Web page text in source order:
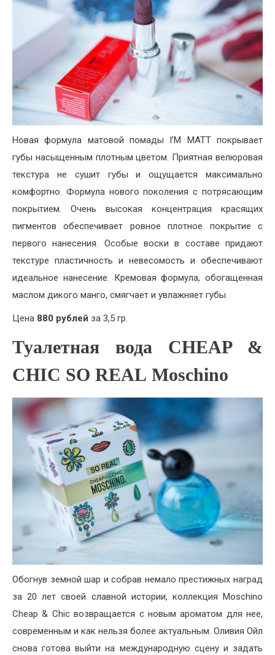
Новая формула матовой помады I’M MATT покрывает
губы насыщенным плотным цветом. Приятная велюровая
текстура не сушит губы и ощущается максимально
комфортно. Формула нового поколения с потрясающим
покрытием. Очень высокая концентрация красящих
пигментов обеспечивает ровное плотное покрытие с
первого нанесения. Особые воски в составе придают
текстуре пластичность и невесомость и обеспечивают
идеальное нанесение. Кремовая формула, обогащенная
маслом дикого манго, смягчает и увлажняет губы.
Цена 880 рублей за 3,5 гр.
Туалетная вода CHEAP &
CHIC SO REAL Moschino
Обогнув земной шар и собрав немало престижных наград
за 20 лет своей славной истории, коллекция Moschino
Cheap & Chic возвращается с новым ароматом для нее,
современным и как нельзя более актуальным. Оливия Ойл
снова готова выйти на международную сцену и задать